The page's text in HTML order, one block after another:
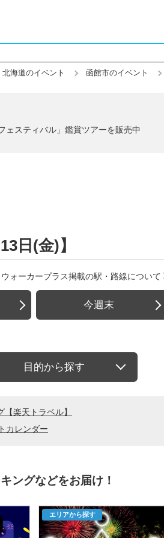
北海道のイベント 函館市のイベント
ェスティバル」鑑賞ツアーを販売中
日(金)】
ウォーカープラス掲載の駅・路線について
今週末
目的から探す
楽天トラベル】
カレンダー
ングなどをお届け！
エリアから探す